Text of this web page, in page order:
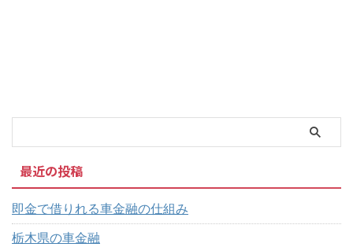
最近の投稿
即金で借りれる車金融の仕組み
栃木県の車金融